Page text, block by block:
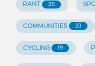
RANT 35
COMMUNITIES 23
CYCLING 19